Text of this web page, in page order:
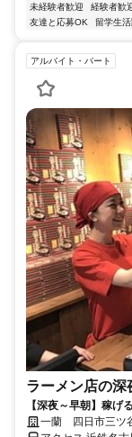
未経験者歓迎
経験者歓
友達と応募OK
留学生
アルバイト・パート
ラーメン店の深
【深夜～早朝】稼げ
払いも可・髪色自由
一蘭 四日市三ツ